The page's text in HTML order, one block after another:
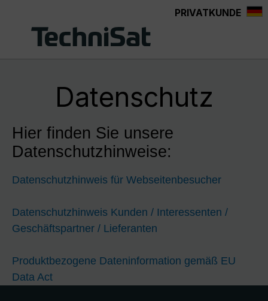
PRIVATKUNDE
Datenschutz
Hier finden Sie unsere
Datenschutzhinweise:
Datenschutzhinweis für Webseitenbesucher
Datenschutzhinweis Kunden / Interessenten /
Geschäftspartner / Lieferanten
Produktbezogene Dateninformation gemäß EU
Data Act